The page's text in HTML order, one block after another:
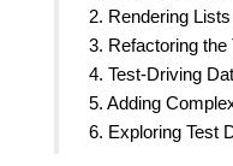
2. Rendering
3. Refactoring the
4. Test-Driving
5. Adding
6. Exploring Test